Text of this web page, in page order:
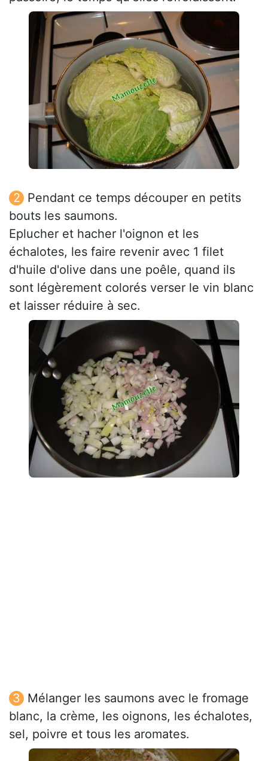
Pendant ce temps découper en petits
bouts les saumons.
Eplucher et hacher l'oignon et les
échalotes, les faire revenir avec 1 filet
d'huile d'olive dans une poêle, quand ils
sont légèrement colorés verser le vin blanc
et laisser réduire à sec.
Mélanger les saumons avec le fromage
blanc, la crème, les oignons, les échalotes,
sel, poivre et tous les aromates.